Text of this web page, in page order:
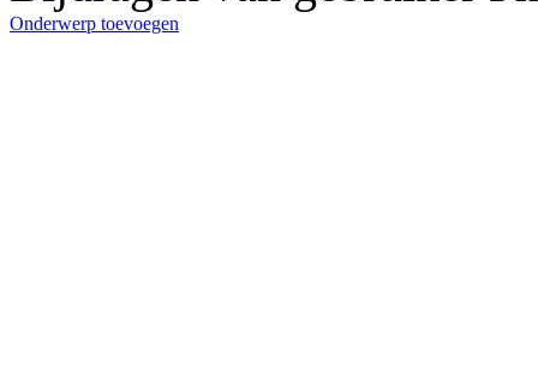
Onderwerp toevoegen